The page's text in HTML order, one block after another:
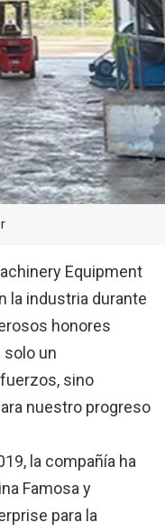
Equipment
la industria durante
honores
solo un
sino
nuestro progreso
la compañía ha
Famosa y
para la